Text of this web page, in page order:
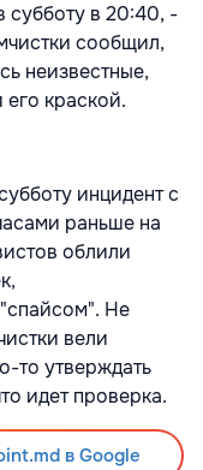
субботу в 20:40, -
сообщил,
неизвестные,
краской.
инцидент с
раньше на
облили
Не
вели
то утверждать
идет проверка.
в Google